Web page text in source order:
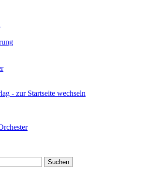
Suchen